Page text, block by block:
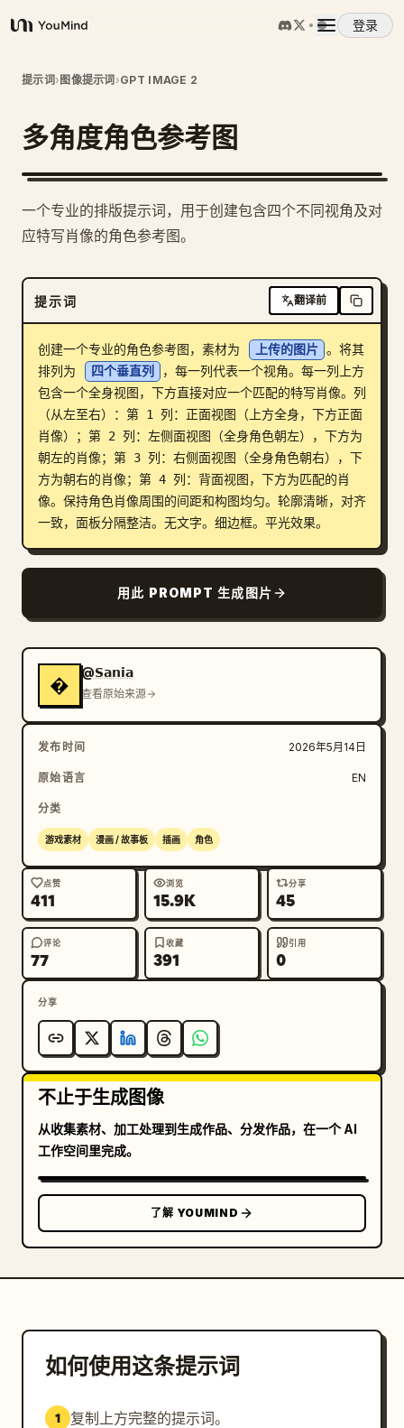
YouMind
登录
概览
使用案例
定价
下载
博客
更新
提示词› 图像提示词 ›GPT IMAGE 2
多角度角色参考图
一个专业的排版提示词，用于创建包含四个不同视角及对
应特写肖像的角色参考图。
提示词 翻译前
创建一个专业的角色参考图，素材为 上传的图片 。将其
排列为
四个垂直列
，每一列代表一个视角。每一列上方
包含一个全身视图，下方直接对应一个匹配的特写肖像。列
（从左至右）：第 1 列：正面视图（上方全身，下方正面
肖像）；第 2 列：左侧面视图（全身角色朝左），下方为
朝左的肖像；第 3 列：右侧面视图（全身角色朝右），下
方为朝右的肖像；第 4 列：背面视图，下方为匹配的肖
像。保持角色肖像周围的间距和构图均匀。轮廓清晰，对齐
一致，面板分隔整洁。无文字。细边框。平光效果。
用此 PROMPT 生成图片
�
@𝗦𝗮𝗻𝗶𝗮
查看原始来源
发布时间 2026年5月14日
原始语言 EN
分类
游戏素材 漫画 / 故事板 插画 角色
点赞
411
浏览
15.9K
分享
45
评论
77
收藏
391
引用
0
分享
不止于生成图像
从收集素材、加工处理到生成作品、分发作品，在一个 AI
工作空间里完成。
了解 YOUMIND
如何使用这条提示词
1 复制上方完整的提示词。